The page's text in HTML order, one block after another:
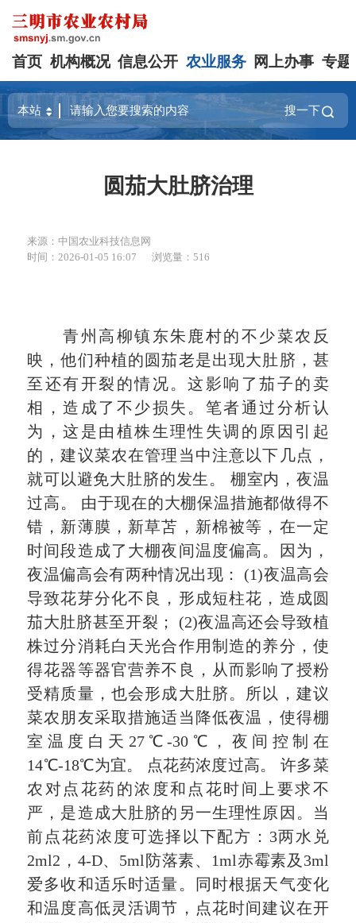
首页 机构概况 信息公开 农业服务 网上办事 专题
搜一下
圆茄大肚脐治理
来源：中国农业科技信息网
时间：2026-01-05 16:07
浏览量：516
青州高柳镇东朱鹿村的不少菜农反
映，他们种植的圆茄老是出现大肚脐，甚
至还有开裂的情况。这影响了茄子的卖
相，造成了不少损失。笔者通过分析认
为，这是由植株生理性失调的原因引起
的，建议菜农在管理当中注意以下几点，
就可以避免大肚脐的发生。 棚室内，夜温
过高。 由于现在的大棚保温措施都做得不
错，新薄膜，新草苫，新棉被等，在一定
时间段造成了大棚夜间温度偏高。因为，
夜温偏高会有两种情况出现： (1)夜温高会
导致花芽分化不良，形成短柱花，造成圆
茄大肚脐甚至开裂； (2)夜温高还会导致植
株过分消耗白天光合作用制造的养分，使
得花器等器官营养不良，从而影响了授粉
受精质量，也会形成大肚脐。所以，建议
菜农朋友采取措施适当降低夜温，使得棚
室温度白天27℃-30℃，夜间控制在
14℃-18℃为宜。 点花药浓度过高。 许多菜
农对点花药的浓度和点花时间上要求不
严，是造成大肚脐的另一生理性原因。当
前点花药浓度可选择以下配方：3两水兑
2ml2，4-D、5ml防落素、1ml赤霉素及3ml
爱多收和适乐时适量。同时根据天气变化
和温度高低灵活调节，点花时间建议在开